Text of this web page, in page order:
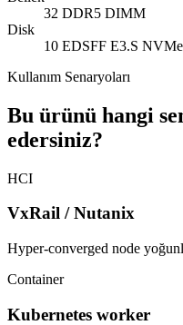
32 DDR5 DIMM
Disk
10 EDSFF E3.S NVMe
Kullanım Senaryoları
Bu ürünü hangi
edersiniz?
HCI
VxRail / Nutanix
Hyper-converged node
Container
Kubernetes worker